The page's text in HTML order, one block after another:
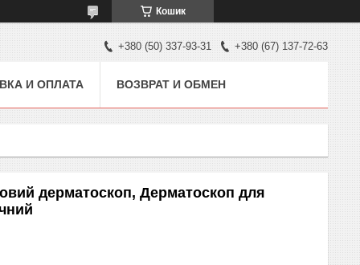
Кошик
+380 (50) 337-93-31 +380 (67) 137-72-63
И ОПЛАТА ВОЗВРАТ И ОБМЕН
дерматоскоп, Дерматоскоп для